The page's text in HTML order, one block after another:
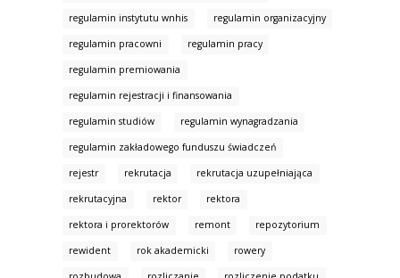
regulamin instytutu wnhis regulamin organizacyjny
regulamin pracowni regulamin pracy
regulamin premiowania
regulamin rejestracji i finansowania
regulamin studiów regulamin wynagradzania
regulamin zakładowego funduszu świadczeń
rejestr rekrutacja rekrutacja uzupełniająca
rekrutacyjna rektor rektora
rektora i prorektorów remont repozytorium
rewident rok akademicki rowery